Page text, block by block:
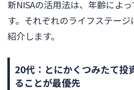
新NISAの活用法は、年齢によ
す。それぞれのライフステー
紹介します。
20代：とにかくつみたて投
ることが最優先